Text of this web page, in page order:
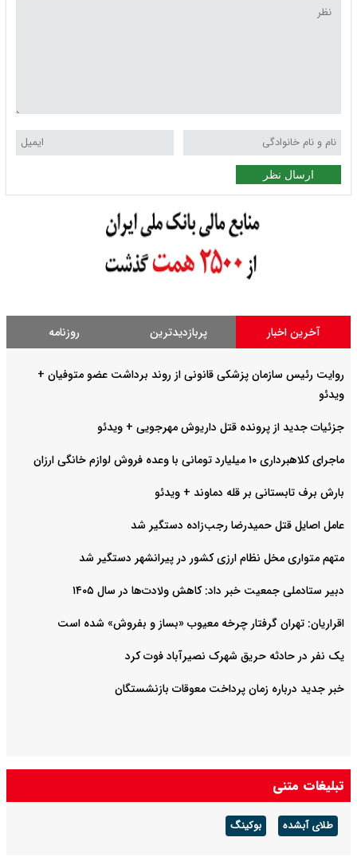
ارسال نظر
آخرین اخبار پربازدیدترین روزنامه
روایت رئیس سازمان پزشکی قانونی از روند برداشت عضو متوفیان +
ویدئو
جزئیات جدید از پرونده قتل داریوش مهرجویی + ویدئو
ماجرای کلاهبرداری ۱۰ میلیارد تومانی با وعده فروش لوازم خانگی ارزان
بارش برف تابستانی بر قله دماوند + ویدئو
عامل اصایل قتل حمیدرضا رجب‌‌زاده دستگیر شد
متهم متواری مخل نظام ارزی کشور در پیرانشهر دستگیر شد
دبیر ستادملی جمعیت خبر داد: کاهش ولادت‌ها در سال ۱۴۰۵
اقراریان: تهران گرفتار چرخه معیوب «بساز و بفروش» شده است
یک نفر در حادثه حریق شهرک نصیرآباد فوت کرد
خبر جدید درباره زمان پرداخت معوقات بازنشستگان
تبلیغات متنی
طلای آبشده بوکینگ